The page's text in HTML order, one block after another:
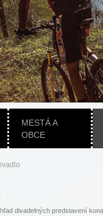
MESTÁ A
OBCE
divadelných predstavení